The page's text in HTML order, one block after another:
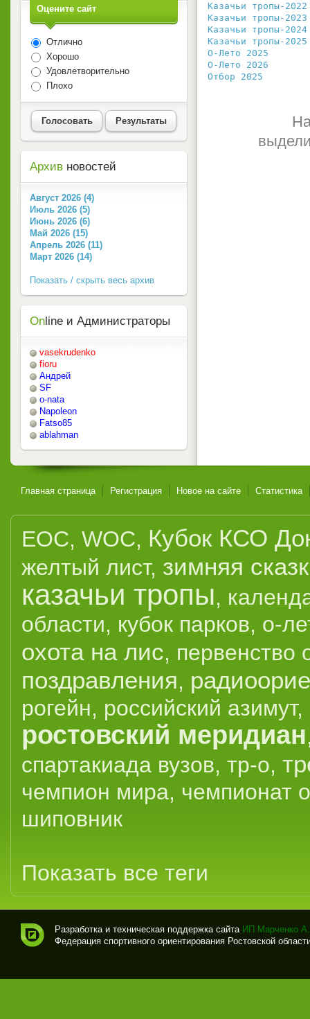
Казачьи тропы-2022
Казачьи тропы-2023
Казачьи тропы-2024
Казачьи тропы-2025
О-Лето 2025
О-Лето 2026
Отбор 2025
Оцените сайт
Отлично
Хорошо
Удовлетворительно
Плохо
Голосовать Результаты
Архив новостей
Август 2026 (4)
Июль 2026 (5)
Июнь 2026 (6)
Май 2026 (15)
Апрель 2026 (11)
Март 2026 (14)
Показать / скрыть весь архив
On line и Администраторы
vasekrudenko
fioru
Андрей
SF
o-nata
Napoleon
Fatso85
ablahman
Главная страница Регистрация Новое на сайте Статистика
EOC, WOC, Кубок КСО
желтый лист, зимняя
казачьи тропы,
области, кубок парков, о-
охота на лис, первенство
поздравления,
рогейн, российский азимут,
ростовский меридиан
спартакиада вузов, тр-о,
чемпион мира, чемпионат
шиповник
Показать все теги
вно
Разработка и техническая поддержка сайта ИП Марченко
Федерация спортивного ориентирования Ростовской